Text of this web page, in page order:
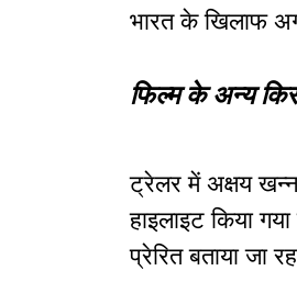
भारत के खिलाफ
फिल्म के अन्य
ट्रेलर में अक्षय
हाइलाइट किया
प्रेरित बताया जा